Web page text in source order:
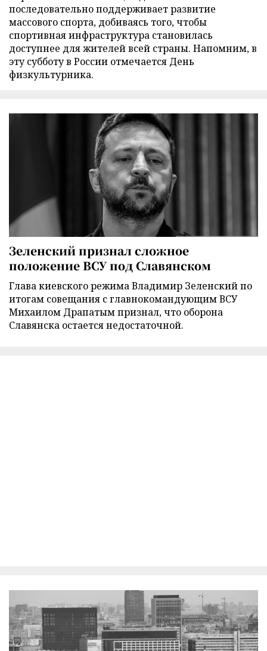
последовательно поддерживает развитие
массового спорта, добиваясь того, чтобы
спортивная инфраструктура становилась
доступнее для жителей всей страны. Напомним, в
эту субботу в России отмечается День
физкультурника.
Зеленский признал сложное
положение ВСУ под Славянском
Глава киевского режима Владимир Зеленский по
итогам совещания с главнокомандующим ВСУ
Михаилом Драпатым признал, что оборона
Славянска остается недостаточной.